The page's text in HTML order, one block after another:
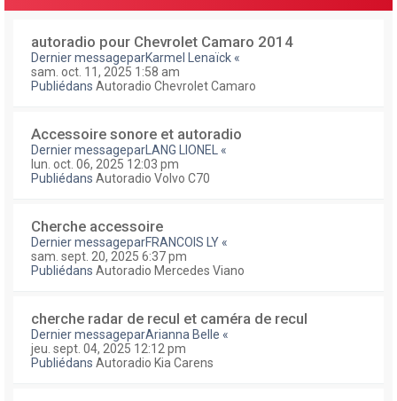
autoradio pour Chevrolet Camaro 2014
Dernier messageparKarmel Lenaïck «
sam. oct. 11, 2025 1:58 am
Publiédans Autoradio Chevrolet Camaro
Accessoire sonore et autoradio
Dernier messagepar LANG LIONEL
«
lun. oct. 06, 2025 12:03 pm
Publiédans Autoradio Volvo C70
Cherche accessoire
Dernier messageparFRANCOIS LY «
sam. sept. 20, 2025 6:37 pm
Publiédans Autoradio Mercedes Viano
cherche radar de recul et caméra de recul
Dernier messageparArianna Belle «
jeu. sept. 04, 2025 12:12 pm
Publiédans Autoradio Kia Carens